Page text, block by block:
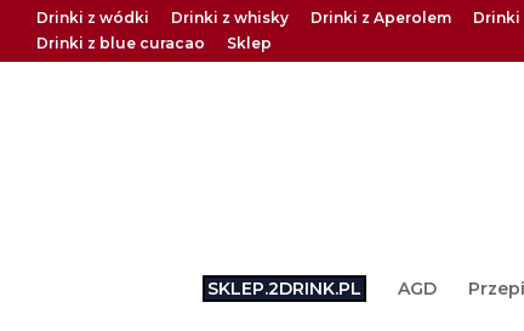
Drinki z wódki Drinki z whisky Drinki z Aperolem Drinki
Drinki z blue curacao
Sklep
SKLEP.2DRINK.PL AGD